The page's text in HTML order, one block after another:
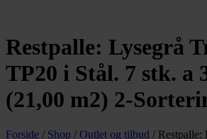
Restpalle: Lysegrå
TP20 i Stål. 7 stk. a
(21,00 m2) 2-
Forside / Shop / Outlet og tilbud / Restpalle: